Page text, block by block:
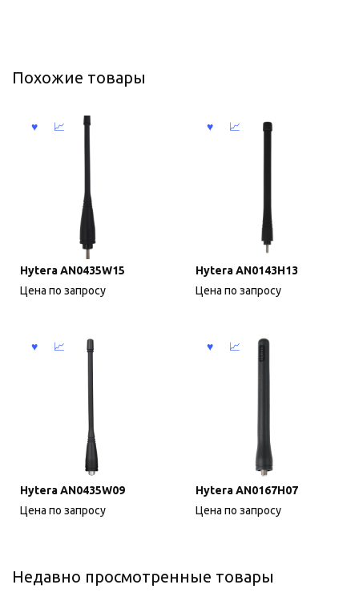
Похожие товары
Hytera AN0435W15
Цена по запросу
Hytera AN0143H13
Цена по запросу
Hytera AN0435W09
Цена по запросу
Hytera AN0167H07
Цена по запросу
Недавно просмотренные товары